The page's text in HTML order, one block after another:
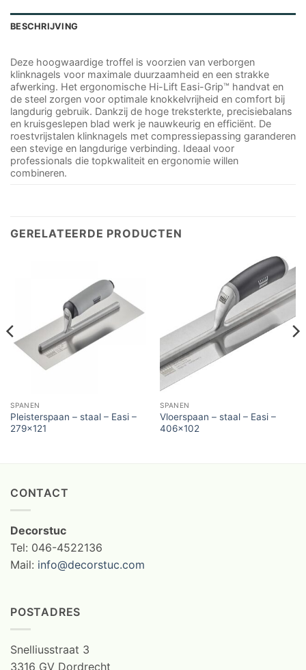
BESCHRIJVING
Deze hoogwaardige troffel is voorzien van verborgen
klinknagels voor maximale duurzaamheid en een strakke
afwerking. Het ergonomische Hi-Lift Easi-Grip™ handvat en
de steel zorgen voor optimale knokkelvrijheid en comfort bij
langdurig gebruik. Dankzij de hoge treksterkte, precisiebalans
en kruisgeslepen blad werk je nauwkeurig en efficiënt. De
roestvrijstalen klinknagels met compressiepassing garanderen
een stevige en langdurige verbinding. Ideaal voor
professionals die topkwaliteit en ergonomie willen
combineren.
GERELATEERDE PRODUCTEN
SPANEN
Pleisterspaan – staal – Easi –
279×121
SPANEN
Vloerspaan – staal – Easi –
406×102
CONTACT
Decorstuc
Tel: 046-4522136
Mail: info@decorstuc.com
POSTADRES
Snelliusstraat 3
3316 GV Dordrecht